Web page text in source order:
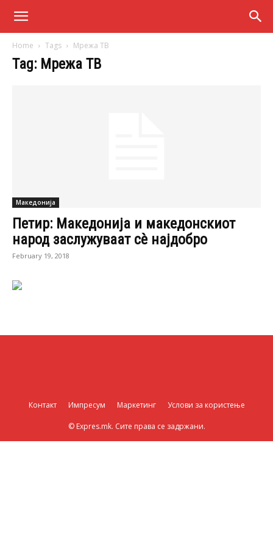
Home Tags Мрежа ТВ
Tag: Мрежа ТВ
Македонија
Петир: Македонија и македонскиот
народ заслужуваат сè најдобро
February 19, 2018
Контакт Импресум Маркетинг Услови за користење
© Expres.mk. Сите права се задржани.